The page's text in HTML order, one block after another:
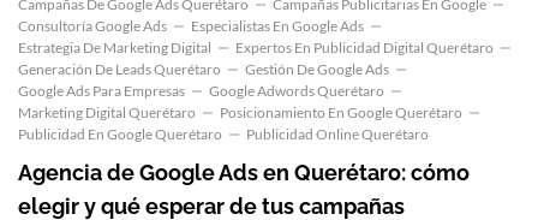
Campañas De Google Ads Querétaro
Campañas Publicitarias En Google
Consultoría Google Ads
Especialistas En Google Ads
Estrategia De Marketing Digital
Expertos En Publicidad Digital Querétaro
Generación De Leads Querétaro
Gestión De Google Ads
Google Ads Para Empresas
Google Adwords Querétaro
Marketing Digital Querétaro
Posicionamiento En Google Querétaro
Publicidad En Google Querétaro
Publicidad Online Querétaro
Agencia de Google Ads en Querétaro: cómo
elegir y qué esperar de tus campañas